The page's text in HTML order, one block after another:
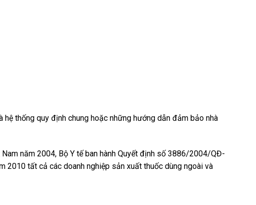
thống quy định chung hoặc những hướng dẫn đảm bảo nhà
năm 2004, Bộ Y tế ban hành Quyết định số 3886/2004/QĐ-
2010 tất cả các doanh nghiệp sản xuất thuốc dùng ngoài và